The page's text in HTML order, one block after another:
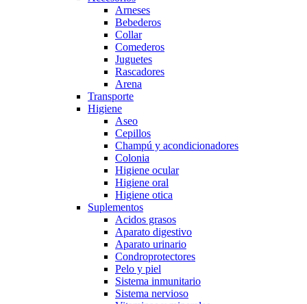
Arneses
Bebederos
Collar
Comederos
Juguetes
Rascadores
Arena
Transporte
Higiene
Aseo
Cepillos
Champú y acondicionadores
Colonia
Higiene ocular
Higiene oral
Higiene otica
Suplementos
Acidos grasos
Aparato digestivo
Aparato urinario
Condroprotectores
Pelo y piel
Sistema inmunitario
Sistema nervioso